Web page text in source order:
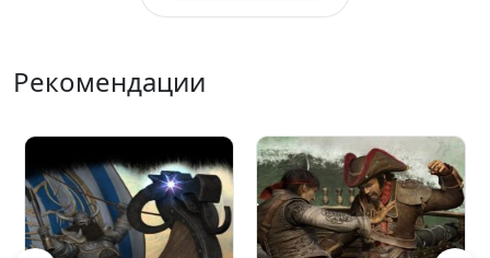
Рекомендации